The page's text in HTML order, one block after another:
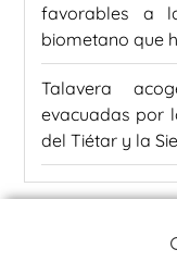
favorables a
biometano que
Talavera
evacuadas por
del Tiétar y la